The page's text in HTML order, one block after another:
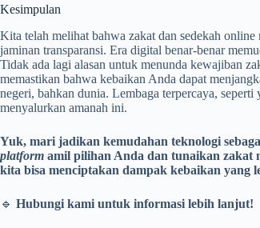
Kesimpulan
Kita telah melihat bahwa zakat dan sedekah
jaminan transparansi. Era digital benar-benar
Tidak ada lagi alasan untuk menunda kewajiban
memastikan bahwa kebaikan Anda dapat
negeri, bahkan dunia. Lembaga terpercaya,
menyalurkan amanah ini.
Yuk, mari jadikan kemudahan teknologi
platform amil pilihan Anda dan tunaikan zakat
kita bisa menciptakan dampak kebaikan yang
🔹 Hubungi kami untuk informasi lebih lanjut!